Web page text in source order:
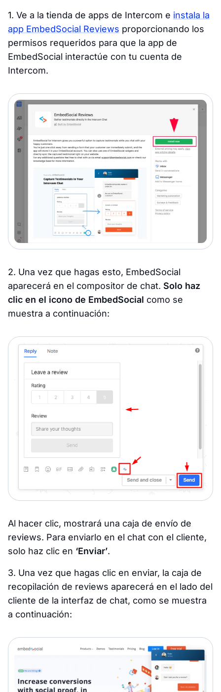
1. Ve a la tienda de apps de Intercom e instala la
app EmbedSocial Reviews proporcionando los
permisos requeridos para que la app de
EmbedSocial interactúe con tu cuenta de
Intercom.
2. Una vez que hagas esto, EmbedSocial
aparecerá en el compositor de chat. Solo haz
clic en el icono de EmbedSocial como se
muestra a continuación:
Al hacer clic, mostrará una caja de envío de
reviews. Para enviarlo en el chat con el cliente,
solo haz clic en ‘Enviar’.
3. Una vez que hagas clic en enviar, la caja de
recopilación de reviews aparecerá en el lado del
cliente de la interfaz de chat, como se muestra
a continuación: